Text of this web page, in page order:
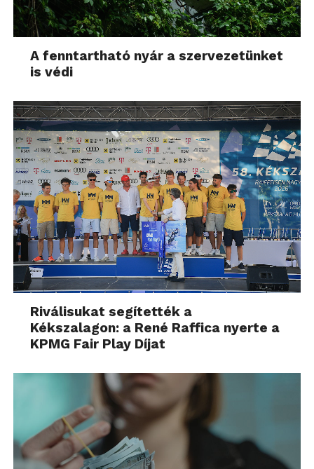
A fenntartható nyár a szervezetünket
is védi
Riválisukat segítették a
Kékszalagon: a René Raffica nyerte a
KPMG Fair Play Díjat